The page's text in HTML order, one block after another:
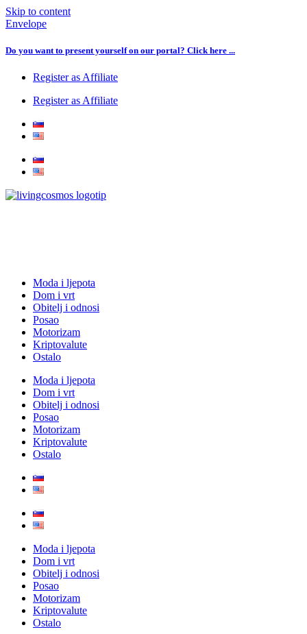
Skip to content
Envelope
Do you want to present yourself on our portal? Click here ...
Register as Affiliate
Register as Affiliate
Moda i ljepota
Dom i vrt
Obitelj i odnosi
Posao
Motorizam
Kriptovalute
Ostalo
Moda i ljepota
Dom i vrt
Obitelj i odnosi
Posao
Motorizam
Kriptovalute
Ostalo
Moda i ljepota
Dom i vrt
Obitelj i odnosi
Posao
Motorizam
Kriptovalute
Ostalo